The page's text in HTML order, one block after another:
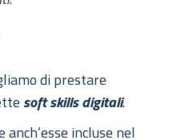
di prestare
soft skills digitali.
incluse nel